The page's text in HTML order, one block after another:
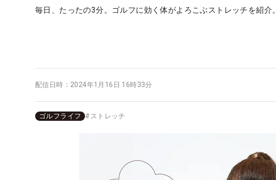
毎日、たったの3分。ゴルフに効く体がよろこぶストレッチを紹介。
配信日時： 2024年1月16日 16時33分
ゴルフライフ # ストレッチ